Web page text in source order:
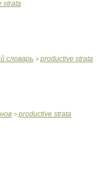
strata
словарь > productive strata
> productive strata